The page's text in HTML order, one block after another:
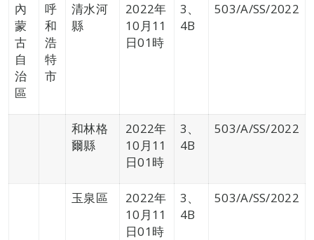
內
蒙
古
自
治
區
呼
和
浩
特
市
清水河
縣
2022年
10月11
日01時
3、
4B
503/A/SS/2022
和林格
爾縣
2022年
10月11
日01時
3、
4B
503/A/SS/2022
玉泉區
2022年
10月11
日01時
3、
4B
503/A/SS/2022